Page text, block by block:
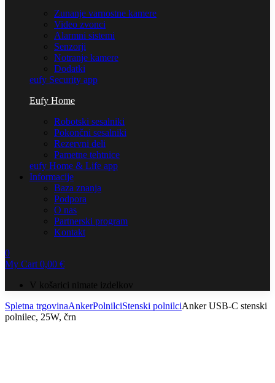
Zunanje varnostne kamere
Video zvonci
Alarmni sistemi
Senzorji
Notranje kamere
Dodatki
eufy Security app
Eufy Home
Robotski sesalniki
Pokončni sesalniki
Rezervni deli
Pametne tehtnice
eufy Home & Life app
Informacije
Baza znanja
Podpora
O nas
Partnerski program
Kontakt
0
My Cart0,00 €
V košarici nimate izdelkov
Spletna trgovinaAnkerPolnilciStenski polnilciAnker USB-C stenski
polnilec, 25W, črn